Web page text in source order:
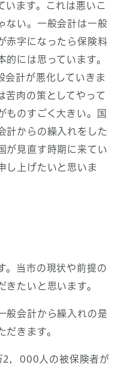
います。これは悪いこ
ない。一般会計は一般
赤字になったら保険料
には思っています。
会計が悪化していきま
苦肉の策としてやって
ものすごく大きい。国
計からの繰入れをした
が見直す時期に来てい
し上げたいと思いま
。当市の現状や前提の
きたいと思います。
般会計から繰入れの是
だきます。
2，000人の被保険者が